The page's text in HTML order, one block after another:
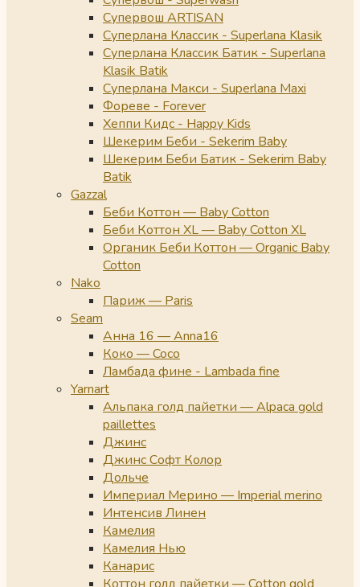
Супервош ARTISAN
Суперлана Классик - Superlana Klasik
Суперлана Классик Батик - Superlana
Klasik Batik
Суперлана Макси - Superlana Maxi
Фореве - Forever
Хеппи Кидс - Happy Kids
Шекерим Беби - Sekerim Baby
Шекерим Беби Батик - Sekerim Baby
Batik
Gazzal
Беби Коттон — Baby Cotton
Беби Коттон XL — Baby Cotton XL
Органик Беби Коттон — Organic Baby
Cotton
Nako
Париж — Paris
Seam
Анна 16 — Anna16
Коко — Coco
Ламбада фине - Lambada fine
Yarnart
Альпака голд пайетки — Alpaca gold
paillettes
Джинс
Джинс Софт Колор
Дольче
Империал Мерино — Imperial merino
Интенсив Линен
Камелия
Камелия Нью
Канарис